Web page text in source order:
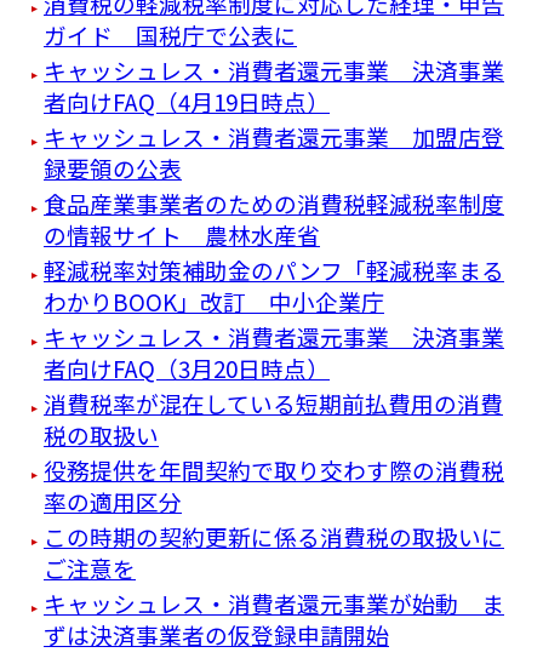
ガイド 国税庁で公表に
キャッシュレス・消費者還元事業 決済事業
者向けFAQ（4月19日時点）
キャッシュレス・消費者還元事業 加盟店登
録要領の公表
食品産業事業者のための消費税軽減税率制度
の情報サイト 農林水産省
軽減税率対策補助金のパンフ「軽減税率まる
わかりBOOK」改訂 中小企業庁
キャッシュレス・消費者還元事業 決済事業
者向けFAQ（3月20日時点）
消費税率が混在している短期前払費用の消費
税の取扱い
役務提供を年間契約で取り交わす際の消費税
率の適用区分
この時期の契約更新に係る消費税の取扱いに
ご注意を
キャッシュレス・消費者還元事業が始動 ま
ずは決済事業者の仮登録申請開始